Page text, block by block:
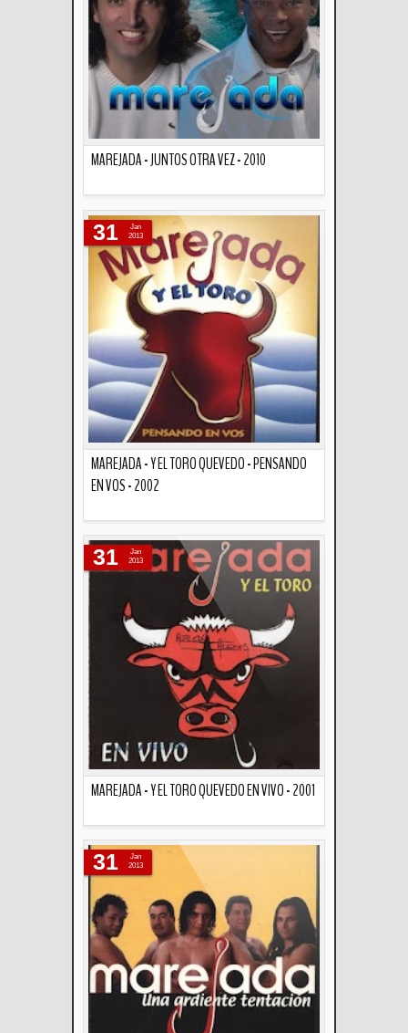
MAREJADA - JUNTOS OTRA VEZ - 2010
MAREJADA - Y EL TORO QUEVEDO - PENSANDO
EN VOS - 2002
31
Jan
2013
MAREJADA - Y EL TORO QUEVEDO EN VIVO - 2001
31
Jan
2013
31
Jan
2013